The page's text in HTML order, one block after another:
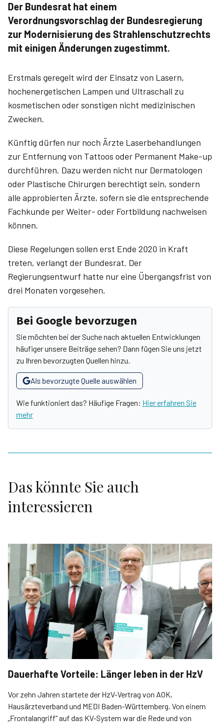
Der Bundesrat hat einem
Verordnungsvorschlag der Bundesregierung
zur Modernisierung des Strahlenschutzrechts
mit einigen Änderungen zugestimmt.
Erstmals geregelt wird der Einsatz von Lasern,
hochenergetischen Lampen und Ultraschall zu
kosmetischen oder sons­tigen nicht medizinischen
Zwecken.
Künftig dürfen nur noch Ärzte Laserbehandlungen
zur Entfernung von Tattoos oder Permanent Make-up
durchführen. Dazu werden nicht nur Dermatologen
oder Plastische Chirurgen berechtigt sein, sondern
alle approbierten Ärzte, sofern sie die entsprechende
Fachkunde per Weiter- oder Fortbildung nachweisen
können.
Diese Regelungen sollen erst Ende 2020 in Kraft
treten, verlangt der Bundesrat. Der
Regierungsentwurf hatte nur eine Übergangsfrist von
drei Monaten vorgesehen.
Bei Google bevorzugen
Sie möchten bei der Suche nach aktuellen Entwicklungen
häufiger unsere Beiträge sehen? Dann fügen Sie uns jetzt
zu Ihren bevorzugten Quellen hinzu.
Als bevorzugte Quelle auswählen
Wie funktioniert das? Häufige Fragen: Hier erfahren Sie
mehr
Das könnte Sie auch
interessieren
Dauerhafte Vorteile: Länger leben in der HzV
Vor zehn Jahren startete der HzV-Vertrag von AOK,
Hausärzteverband und MEDI Baden-Württemberg. Von einem
„Frontalangriff“ auf das KV-System war die Rede und von